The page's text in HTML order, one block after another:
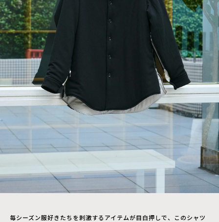
毎シーズン服好きたちを刺激するアイテムが目白押しで、このシャツ